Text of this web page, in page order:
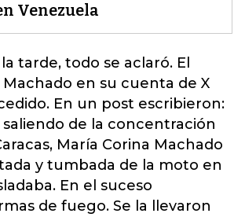
Venezuela
tarde, todo se aclaró. El
en su cuenta de X
En un post escribieron:
saliendo de la concentración
María Corina Machado
y tumbada de la moto en
En el suceso
de fuego. Se la llevaron